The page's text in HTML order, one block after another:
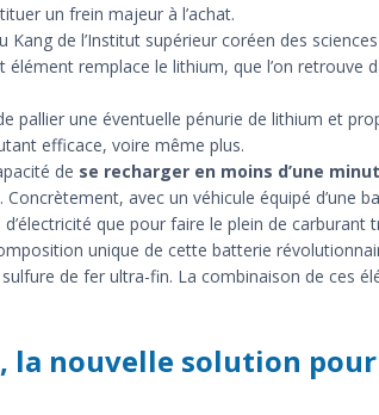
un frein majeur à l’achat.
Kang de l’Institut supérieur coréen des
élément remplace le lithium, que l’on retrouve
pallier une éventuelle pénurie de lithium et
efficace, voire même plus.
de se recharger en moins d’une
avec un véhicule équipé d’une
que pour faire le plein de carburant
unique de cette batterie
de fer ultra-fin. La combinaison de ces
la nouvelle solution